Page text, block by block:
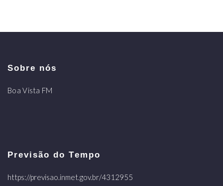
Sobre nós
Boa Vista FM
Previsão do Tempo
https://previsao.inmet.gov.br/4312955